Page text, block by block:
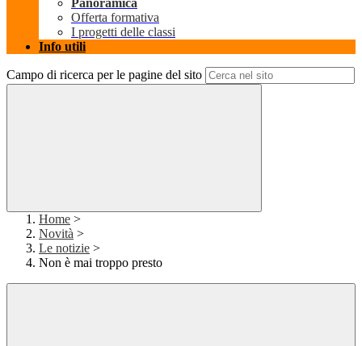
Panoramica
Offerta formativa
I progetti delle classi
Info utili
Campo di ricerca per le pagine del sito
Home >
Novità >
Le notizie >
Non è mai troppo presto